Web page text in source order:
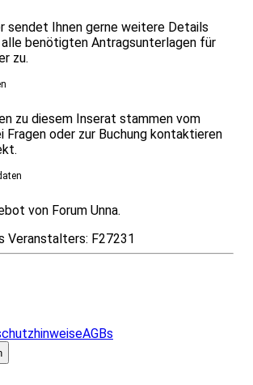
sendet Ihnen gerne weitere Details
alle benötigten Antragsunterlagen für
zu.
zu diesem Inserat stammen vom
Fragen oder zur Buchung kontaktieren
von Forum Unna.
Veranstalters: F27231
AGBs